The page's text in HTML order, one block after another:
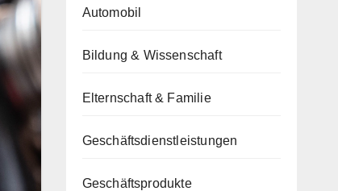
Automobil
Bildung & Wissenschaft
Elternschaft & Familie
Geschäftsdienstleistungen
Geschäftsprodukte